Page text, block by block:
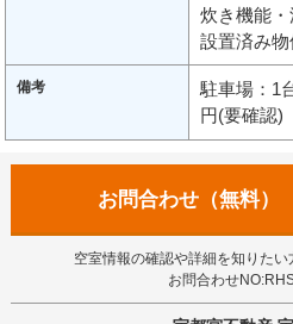
炊き機能
設置済み
備考
駐車場：1
円(要確認
お問合わせ（無料）
空室情報の確認や詳細を知りたい
お問合わせ